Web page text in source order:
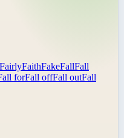
FairlyFaithFakeFallFall
forFall offFall outFall